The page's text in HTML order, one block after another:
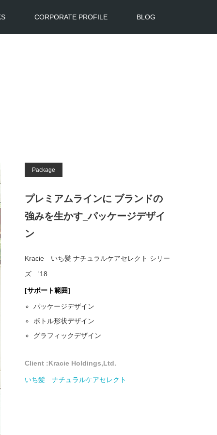
CORPORATE PROFILE BLOG
Package
プレミアムラインに ブランドの
強みを生かす_パッケージデザイ
ン
Kracie いち髪 ナチュラルケアセレクト シリー
ズ '18
[サポート範囲]
パッケージデザイン
ボトル形状デザイン
グラフィックデザイン
Client :Kracie Holdings,Ltd.
いち髪 ナチュラルケアセレクト